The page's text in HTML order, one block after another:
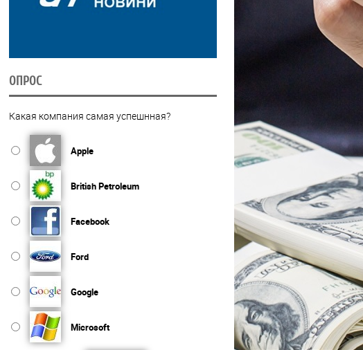
ОПРОС
Какая компания самая успешнная?
Apple
British Petroleum
Facebook
Ford
Google
Microsoft